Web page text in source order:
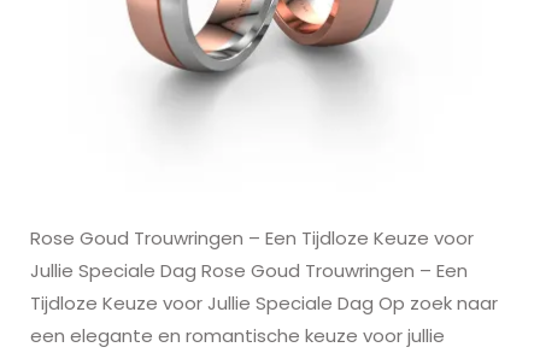
Rose Goud Trouwringen – Een Tijdloze Keuze voor
Jullie Speciale Dag Rose Goud Trouwringen – Een
Tijdloze Keuze voor Jullie Speciale Dag Op zoek naar
een elegante en romantische keuze voor jullie